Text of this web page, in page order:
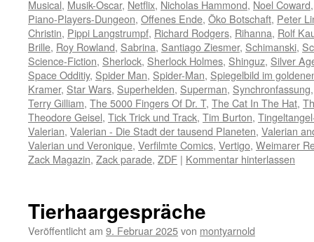
Musical, Musik-Oscar, Netflix, Nicholas Hammond, Noel Coward
Piano-Players-Dungeon, Offenes Ende, Öko Botschaft, Peter
Christin, Pippi Langstrumpf, Richard Rodgers, Rihanna, Rolf
Brille, Roy Rowland, Sabrina, Santiago Ziesmer, Schimanski,
Science-Fiction, Sherlock, Sherlock Holmes, Shinguz, Silver
Space Odditiy, Spider Man, Spider-Man, Spiegelbild im
Kramer, Star Wars, Superhelden, Superman, Synchronfassung
Terry Gilliam, The 5000 Fingers Of Dr. T, The Cat In The Hat,
Theodore Geisel, Tick Trick und Track, Tim Burton,
Valerian, Valerian - Die Stadt der tausend Planeten, Valerian
Valerian und Veronique, Verfilmte Comics, Vertigo, Weimarer
Zack Magazin, Zack parade, ZDF | Kommentar hinterlassen
Tierhaargespräche
Veröffentlicht am 9. Februar 2025von montyarnold